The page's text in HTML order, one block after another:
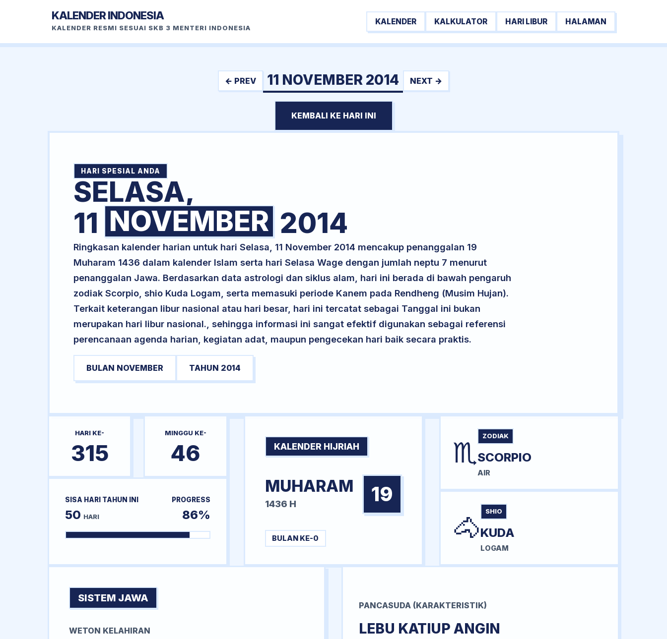
KALENDER INDONESIA
KALENDER RESMI SESUAI SKB 3 MENTERI INDONESIA
KALENDER KALKULATOR HARI LIBUR HALAMAN
← PREV 11 NOVEMBER 2014 NEXT →
KEMBALI KE HARI INI
HARI SPESIAL ANDA
SELASA,
11 NOVEMBER 2014
Ringkasan kalender harian untuk hari Selasa, 11 November 2014 mencakup penanggalan 19
Muharam 1436 dalam kalender Islam serta hari Selasa Wage dengan jumlah neptu 7 menurut
penanggalan Jawa. Berdasarkan data astrologi dan siklus alam, hari ini berada di bawah pengaruh
zodiak Scorpio, shio Kuda Logam, serta memasuki periode Kanem pada Rendheng (Musim Hujan).
Terkait keterangan libur nasional atau hari besar, hari ini tercatat sebagai Tanggal ini bukan
merupakan hari libur nasional., sehingga informasi ini sangat efektif digunakan sebagai referensi
perencanaan agenda harian, kegiatan adat, maupun pengecekan hari baik secara praktis.
BULAN NOVEMBER TAHUN 2014
HARI KE-
315
MINGGU KE-
46
SISA HARI TAHUN INI
50 HARI
PROGRESS
86%
KALENDER HIJRIAH
MUHARAM
1436 H 19
BULAN KE-0
♏ ZODIAK
SCORPIO
AIR
🐴 SHIO
KUDA
LOGAM
SISTEM JAWA
WETON KELAHIRAN
PANCASUDA (KARAKTERISTIK)
LEBU KATIUP ANGIN